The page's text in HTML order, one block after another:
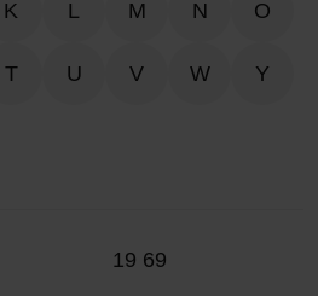
K L M N O
T U V W Y
19 69